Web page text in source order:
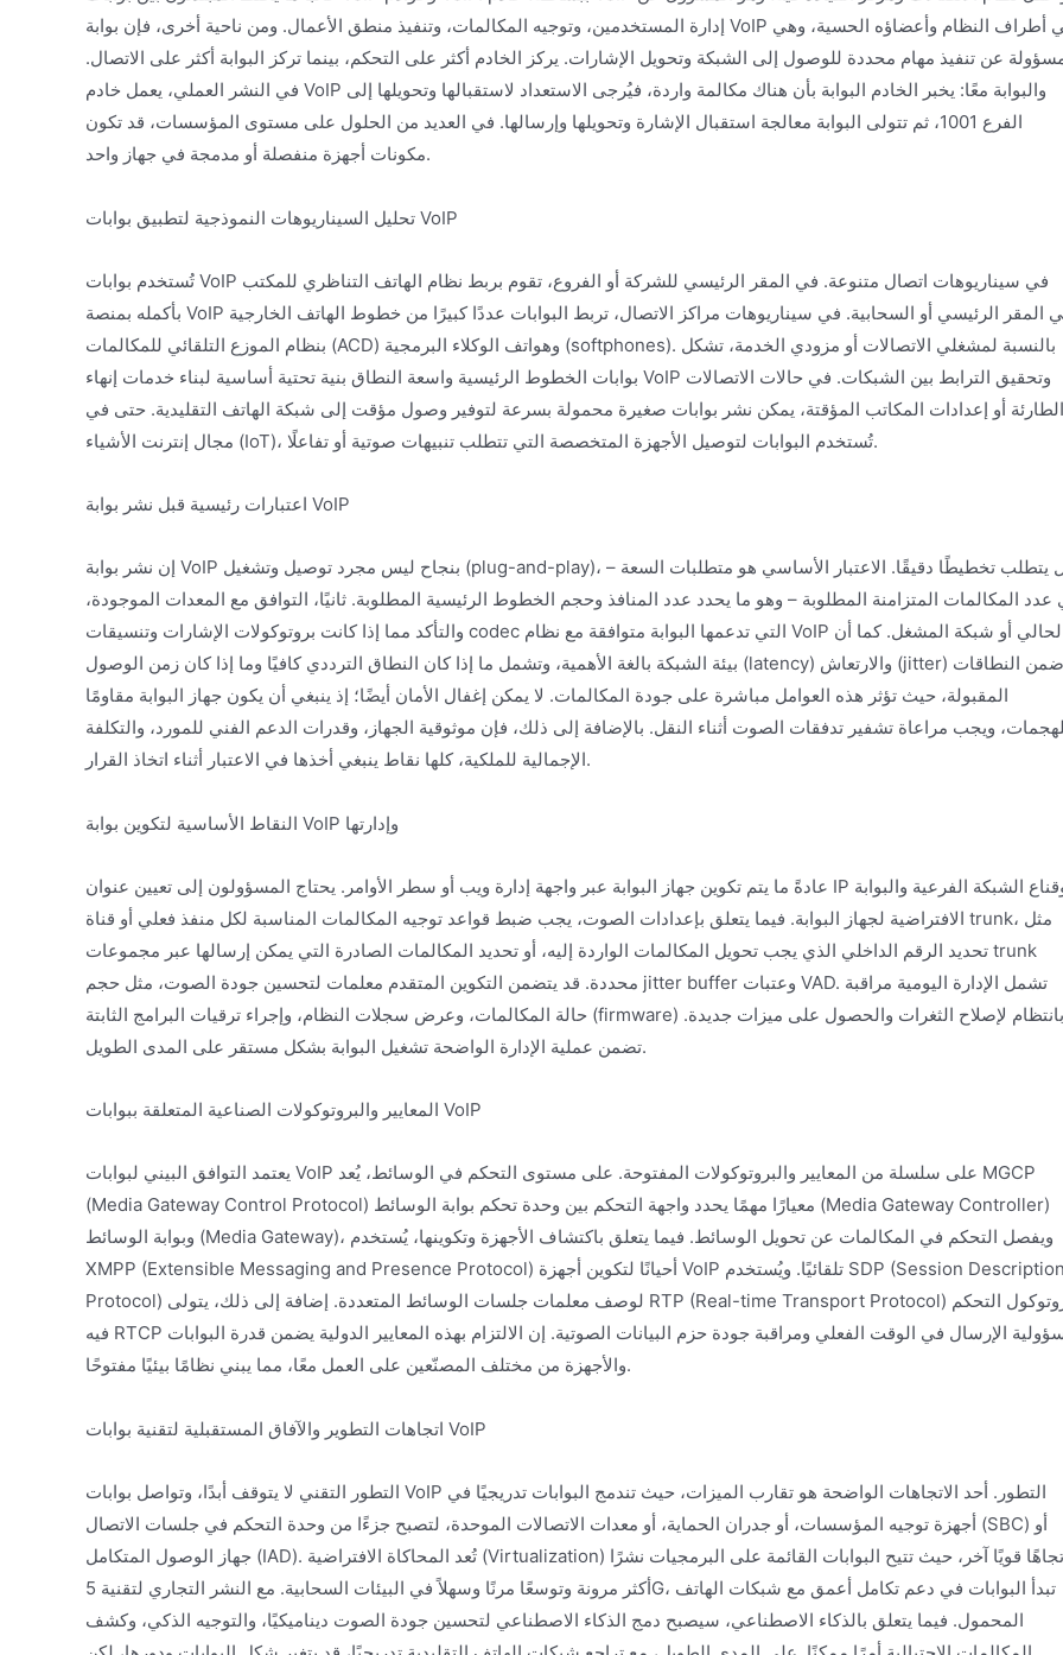
إدارة المستخدمين، وتوجيه المكالمات، وتنفيذ منطق الأعمال. ومن ناحية أخرى، فإن بوابة VoIP هي أطراف النظام وأعضاؤه الحسية، وهي
عن تنفيذ مهام محددة للوصول إلى الشبكة وتحويل الإشارات. يركز الخادم أكثر على التحكم، بينما تركز البوابة أكثر على الاتصال.
في النشر العملي، يعمل خادم VoIP والبوابة معًا: يخبر الخادم البوابة بأن هناك مكالمة واردة، فيُرجى الاستعداد لاستقبالها وتحويلها إلى
الفرع 1001، ثم تتولى البوابة معالجة استقبال الإشارة وتحويلها وإرسالها. في العديد من الحلول على مستوى المؤسسات، قد تكون
مكونات أجهزة منفصلة أو مدمجة في جهاز واحد.
تحليل السيناريوهات النموذجية لتطبيق بوابات VoIP
تُستخدم بوابات VoIP في سيناريوهات اتصال متنوعة. في المقر الرئيسي للشركة أو الفروع، تقوم بربط نظام الهاتف التناظري للمكتب
بأكمله بمنصة VoIP في المقر الرئيسي أو السحابية. في سيناريوهات مراكز الاتصال، تربط البوابات عددًا كبيرًا من خطوط الهاتف الخارجية
بنظام الموزع التلقائي للمكالمات (ACD) وهواتف الوكلاء البرمجية (softphones). بالنسبة لمشغلي الاتصالات أو مزودي الخدمة، تشكل
بوابات الخطوط الرئيسية واسعة النطاق بنية تحتية أساسية لبناء خدمات إنهاء VoIP وتحقيق الترابط بين الشبكات. في حالات الاتصالات
الطارئة أو إعدادات المكاتب المؤقتة، يمكن نشر بوابات صغيرة محمولة بسرعة لتوفير وصول مؤقت إلى شبكة الهاتف التقليدية. حتى في
مجال إنترنت الأشياء (IoT)، تُستخدم البوابات لتوصيل الأجهزة المتخصصة التي تتطلب تنبيهات صوتية أو تفاعلًا.
اعتبارات رئيسية قبل نشر بوابة VoIP
إن نشر بوابة VoIP بنجاح ليس مجرد توصيل وتشغيل (plug-and-play)، بل يتطلب تخطيطًا دقيقًا. الاعتبار الأساسي هو متطلبات السعة –
عدد المكالمات المتزامنة المطلوبة – وهو ما يحدد عدد المنافذ وحجم الخطوط الرئيسية المطلوبة. ثانيًا، التوافق مع المعدات الموجودة،
والتأكد مما إذا كانت بروتوكولات الإشارات وتنسيقات codec التي تدعمها البوابة متوافقة مع نظام VoIP الحالي أو شبكة المشغل. كما أن
بيئة الشبكة بالغة الأهمية، وتشمل ما إذا كان النطاق الترددي كافيًا وما إذا كان زمن الوصول (latency) والارتعاش (jitter) ضمن النطاقات
المقبولة، حيث تؤثر هذه العوامل مباشرة على جودة المكالمات. لا يمكن إغفال الأمان أيضًا؛ إذ ينبغي أن يكون جهاز البوابة مقاومًا
ويجب مراعاة تشفير تدفقات الصوت أثناء النقل. بالإضافة إلى ذلك، فإن موثوقية الجهاز، وقدرات الدعم الفني للمورد، والتكلفة
الإجمالية للملكية، كلها نقاط ينبغي أخذها في الاعتبار أثناء اتخاذ القرار.
النقاط الأساسية لتكوين بوابة VoIP وإدارتها
عادةً ما يتم تكوين جهاز البوابة عبر واجهة إدارة ويب أو سطر الأوامر. يحتاج المسؤولون إلى تعيين عنوان IP وقناع الشبكة الفرعية والبوابة
الافتراضية لجهاز البوابة. فيما يتعلق بإعدادات الصوت، يجب ضبط قواعد توجيه المكالمات المناسبة لكل منفذ فعلي أو قناة trunk، مثل
تحديد الرقم الداخلي الذي يجب تحويل المكالمات الواردة إليه، أو تحديد المكالمات الصادرة التي يمكن إرسالها عبر مجموعات trunk
محددة. قد يتضمن التكوين المتقدم معلمات لتحسين جودة الصوت، مثل حجم jitter buffer وعتبات VAD. تشمل الإدارة اليومية مراقبة
حالة المكالمات، وعرض سجلات النظام، وإجراء ترقيات البرامج الثابتة (firmware) بانتظام لإصلاح الثغرات والحصول على ميزات جديدة.
تضمن عملية الإدارة الواضحة تشغيل البوابة بشكل مستقر على المدى الطويل.
المعايير والبروتوكولات الصناعية المتعلقة ببوابات VoIP
يعتمد التوافق البيني لبوابات VoIP على سلسلة من المعايير والبروتوكولات المفتوحة. على مستوى التحكم في الوسائط، يُعد MGCP
(Media Gateway Control Protocol) معيارًا مهمًا يحدد واجهة التحكم بين وحدة تحكم بوابة الوسائط (Media Gateway Controller)
وبوابة الوسائط (Media Gateway)، ويفصل التحكم في المكالمات عن تحويل الوسائط. فيما يتعلق باكتشاف الأجهزة وتكوينها، يُستخدم
XMPP (Extensible Messaging and Presence Protocol) أحيانًا لتكوين أجهزة VoIP تلقائيًا. ويُستخدم SDP (Session Description
Protocol) لوصف معلمات جلسات الوسائط المتعددة. إضافة إلى ذلك، يتولى RTP (Real-time Transport Protocol) وبروتوكول التحكم
فيه RTCP مسؤولية الإرسال في الوقت الفعلي ومراقبة جودة حزم البيانات الصوتية. إن الالتزام بهذه المعايير الدولية يضمن قدرة البوابات
والأجهزة من مختلف المصنّعين على العمل معًا، مما يبني نظامًا بيئيًا مفتوحًا.
اتجاهات التطوير والآفاق المستقبلية لتقنية بوابات VoIP
التطور التقني لا يتوقف أبدًا، وتواصل بوابات VoIP التطور. أحد الاتجاهات الواضحة هو تقارب الميزات، حيث تندمج البوابات تدريجيًا في
أجهزة توجيه المؤسسات، أو جدران الحماية، أو معدات الاتصالات الموحدة، لتصبح جزءًا من وحدة التحكم في جلسات الاتصال (SBC) أو
جهاز الوصول المتكامل (IAD). تُعد المحاكاة الافتراضية (Virtualization) اتجاهًا قويًا آخر، حيث تتيح البوابات القائمة على البرمجيات نشرًا
أكثر مرونة وتوسعًا مرنًا وسهلاً في البيئات السحابية. مع النشر التجاري لتقنية 5G، تبدأ البوابات في دعم تكامل أعمق مع شبكات الهاتف
المحمول. فيما يتعلق بالذكاء الاصطناعي، سيصبح دمج الذكاء الاصطناعي لتحسين جودة الصوت ديناميكيًا، والتوجيه الذكي، وكشف